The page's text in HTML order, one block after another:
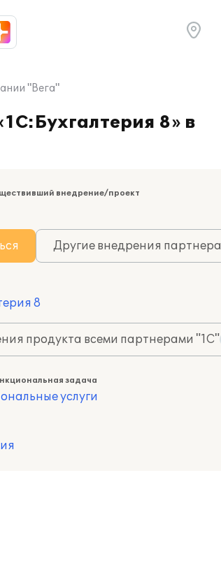
"Вега"
8» в
внедрение/проект
Другие внедрения партнера
8
продукта всеми партнерами "1С"
задача
услуги